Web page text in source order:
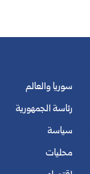
سوريا والعالم
رئاسة الجمهورية
سياسة
محليات